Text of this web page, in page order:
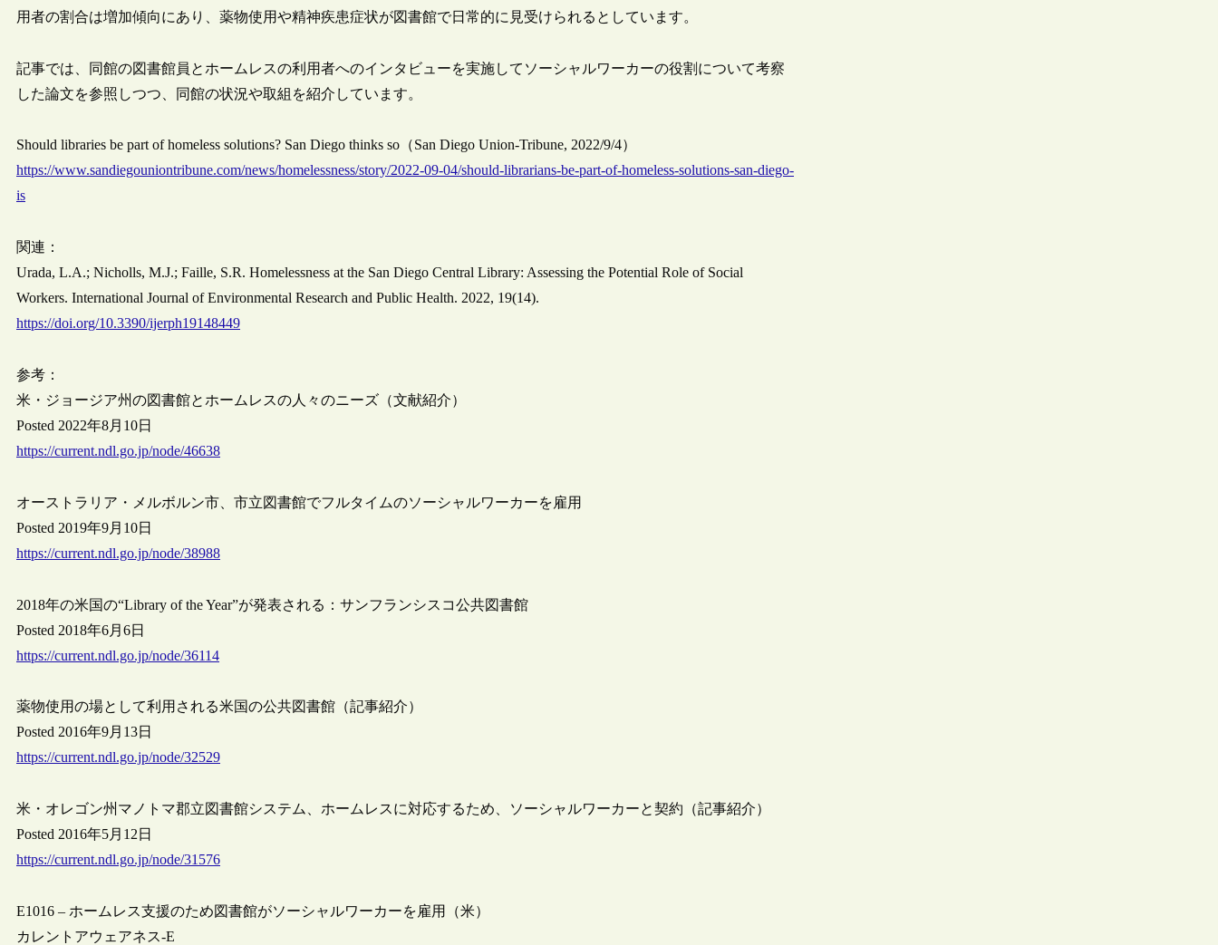
用者の割合は増加傾向にあり、薬物使用や精神疾患症状が図書館で日常的に見受けられるとしています。
記事では、同館の図書館員とホームレスの利用者へのインタビューを実施してソーシャルワーカーの役割について考察
した論文を参照しつつ、同館の状況や取組を紹介しています。
Should libraries be part of homeless solutions? San Diego thinks so（San Diego Union-Tribune, 2022/9/4）
https://www.sandiegouniontribune.com/news/homelessness/story/2022-09-04/should-librarians-be-part-of-homeless-solutions-san-diego-
is
関連：
Urada, L.A.; Nicholls, M.J.; Faille, S.R. Homelessness at the San Diego Central Library: Assessing the Potential Role of Social
Workers. International Journal of Environmental Research and Public Health. 2022, 19(14).
https://doi.org/10.3390/ijerph19148449
参考：
米・ジョージア州の図書館とホームレスの人々のニーズ（文献紹介）
Posted 2022年8月10日
https://current.ndl.go.jp/node/46638
オーストラリア・メルボルン市、市立図書館でフルタイムのソーシャルワーカーを雇用
Posted 2019年9月10日
https://current.ndl.go.jp/node/38988
2018年の米国の“Library of the Year”が発表される：サンフランシスコ公共図書館
Posted 2018年6月6日
https://current.ndl.go.jp/node/36114
薬物使用の場として利用される米国の公共図書館（記事紹介）
Posted 2016年9月13日
https://current.ndl.go.jp/node/32529
米・オレゴン州マノトマ郡立図書館システム、ホームレスに対応するため、ソーシャルワーカーと契約（記事紹介）
Posted 2016年5月12日
https://current.ndl.go.jp/node/31576
E1016 – ホームレス支援のため図書館がソーシャルワーカーを雇用（米）
カレントアウェアネス-E